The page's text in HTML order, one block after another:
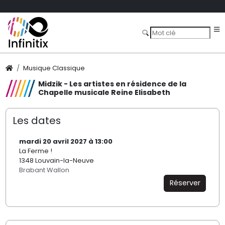
Musique Classique
Midzik - Les artistes en résidence de la
Chapelle musicale Reine Elisabeth
Les dates
mardi 20 avril 2027 à 13:00
La Ferme !
1348 Louvain-la-Neuve
Brabant Wallon
Réserver